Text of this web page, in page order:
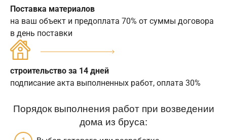
Поставка материалов
на ваш объект и предоплата 70% от суммы договора
в день поставки
строительство за 14 дней
подписание акта выполненных работ, оплата 30%
Порядок выполнения работ при возведении
дома из бруса: